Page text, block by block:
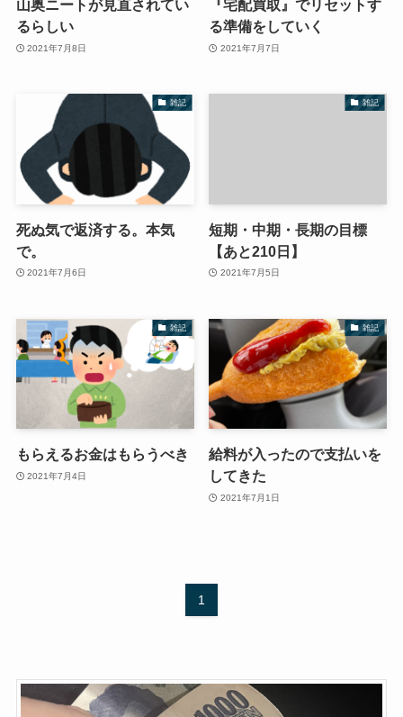
山奥ニートが見直されてい
るらしい
2021年7月8日
『宅配買取』でリセットす
る準備をしていく
2021年7月7日
雑記
死ぬ気で返済する。本気
で。
2021年7月6日
雑記
短期・中期・長期の目標
【あと210日】
2021年7月5日
雑記
もらえるお金はもらうべき
2021年7月4日
雑記
給料が入ったので支払いを
してきた
2021年7月1日
1